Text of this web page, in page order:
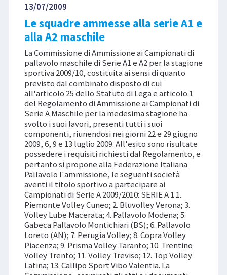
13/07/2009
Le squadre ammesse alla serie A1 e
alla A2 maschile
La Commissione di Ammissione ai Campionati di
pallavolo maschile di Serie A1 e A2 per la stagione
sportiva 2009/10, costituita ai sensi di quanto
previsto dal combinato disposto di cui
all'articolo 25 dello Statuto di Lega e articolo 1
del Regolamento di Ammissione ai Campionati di
Serie A Maschile per la medesima stagione ha
svolto i suoi lavori, presenti tutti i suoi
componenti, riunendosi nei giorni 22 e 29 giugno
2009, 6, 9 e 13 luglio 2009. All'esito sono risultate
possedere i requisiti richiesti dal Regolamento, e
pertanto si propone alla Federazione Italiana
Pallavolo l'ammissione, le seguenti società
aventi il titolo sportivo a partecipare ai
Campionati di Serie A 2009/2010: SERIE A 1 1.
Piemonte Volley Cuneo; 2. Bluvolley Verona; 3.
Volley Lube Macerata; 4. Pallavolo Modena; 5.
Gabeca Pallavolo Montichiari (BS); 6. Pallavolo
Loreto (AN); 7. Perugia Volley; 8. Copra Volley
Piacenza; 9. Prisma Volley Taranto; 10. Trentino
Volley Trento; 11. Volley Treviso; 12. Top Volley
Latina; 13. Callipo Sport Vibo Valentia. La